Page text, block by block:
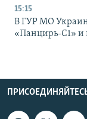
15:15
В ГУР МО
«Панцирь-С1»